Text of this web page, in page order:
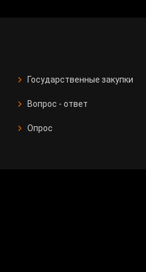
Государственные закупки
Вопрос - ответ
Опрос